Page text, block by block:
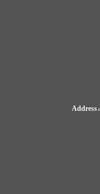
Address :